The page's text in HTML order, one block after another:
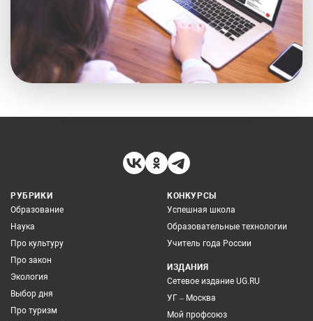
РУБРИКИ
Образование
Наука
Про культуру
Про закон
Экология
Выбор дня
Про туризм
КОНКУРСЫ
Успешная школа
Образовательные технологии
Учитель года России
ИЗДАНИЯ
Сетевое издание UG.RU
УГ – Москва
Мой профсоюз